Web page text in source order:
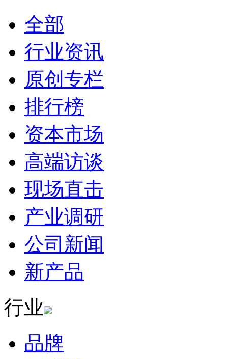
全部
行业资讯
原创专栏
排行榜
资本市场
高端访谈
现场直击
产业调研
公司新闻
新产品
行业
品牌